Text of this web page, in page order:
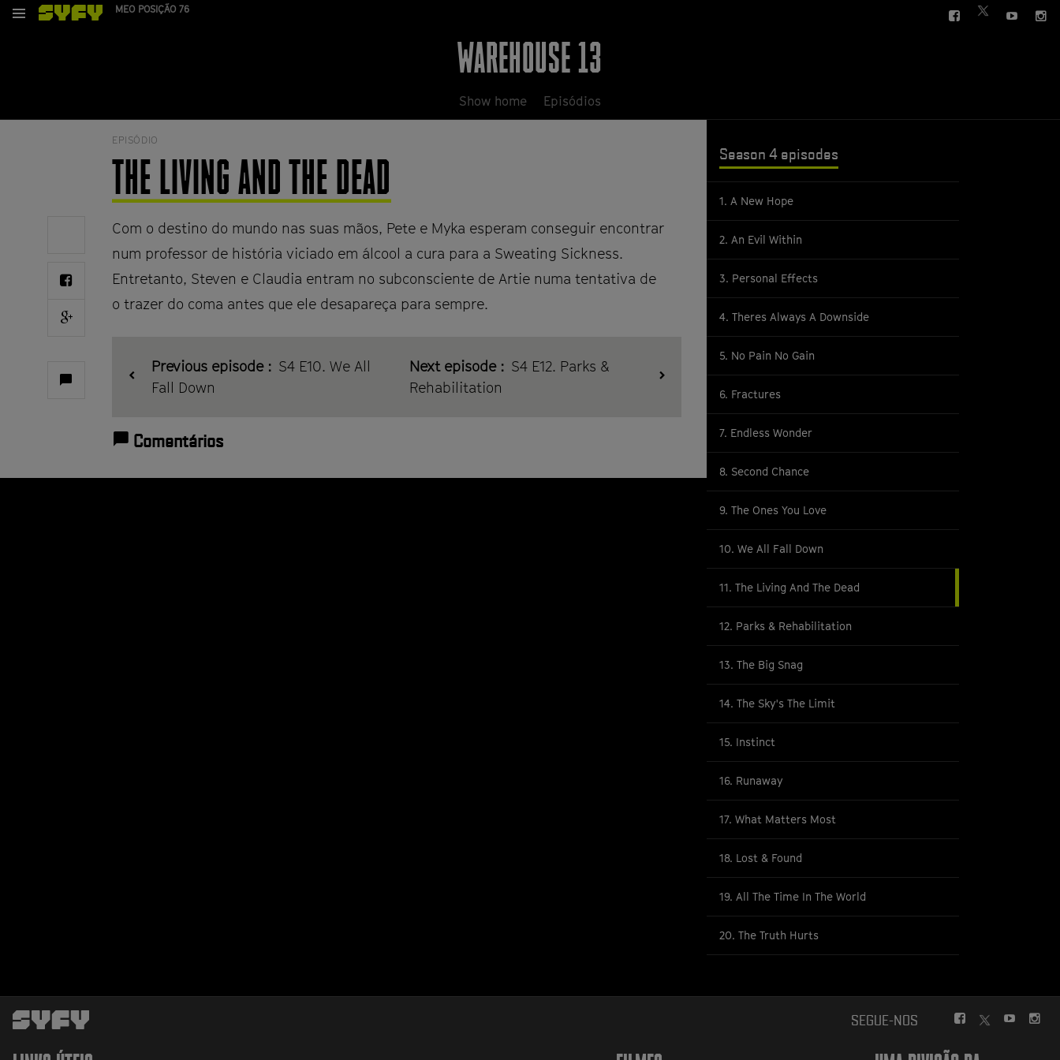
Passar
MENU MEO POSIÇÃO 76 FACEBOOK
TWITTER
YOUTUBE
WAREHOUSE 13
Show home Episódios
EPISÓDIO
THE LIVING AND THE DEAD
Share
Facebook
Share
Ver
Com o destino do mundo nas suas mãos, Pete e Myka esperam conseguir encontrar
num professor de história viciado em álcool a cura para a Sweating Sickness.
Entretanto, Steven e Claudia entram no subconsciente de Artie numa tentativa de
o trazer do coma antes que ele desapareça para sempre.
Previous episode : S4 E10. We All
Fall Down
Next episode : S4 E12. Parks &
Rehabilitation
Comentários
Season 4 episodes
1. A New Hope
2. An Evil Within
3. Personal Effects
4. Theres Always A Downside
5. No Pain No Gain
6. Fractures
7. Endless Wonder
8. Second Chance
9. The Ones You Love
10. We All Fall Down
11. The Living And The Dead
12. Parks & Rehabilitation
13. The Big Snag
14. The Sky's The Limit
15. Instinct
16. Runaway
17. What Matters Most
18. Lost & Found
19. All The Time In The World
20. The Truth Hurts
SEGUE-NOS
FACEBOOK
YOUTUBE